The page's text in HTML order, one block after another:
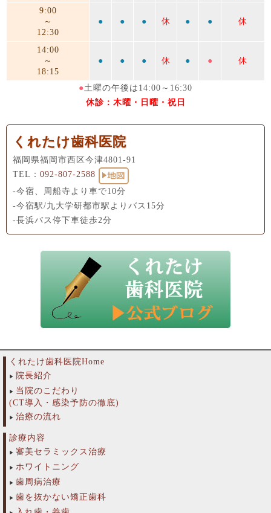
9:00
～
12:30
● ● ● 休 ● ● 休
14:00
～
18:15
● ● ● 休 ● ● 休
●土曜の午後は14:00～16:30
休診：木曜・日曜・祝日
くれたけ歯科医院
福岡県福岡市西区今津4801-91
TEL： 092-807-2588
-今宿、周船寺より車で10分
-今宿駅/九大学研都市駅よりバス15分
-長浜バス停下車徒歩2分
くれたけ歯科医院Home
院長紹介
当院のこだわり
(CT導入・感染予防の徹底)
治療の流れ
診療内容
審美セラミックス治療
ホワイトニング
歯周病治療
歯を抜かない矯正歯科